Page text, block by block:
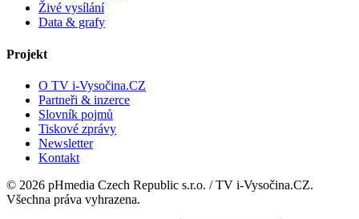
Živé vysílání
Data & grafy
Projekt
O TV i-Vysočina.CZ
Partneři & inzerce
Slovník pojmů
Tiskové zprávy
Newsletter
Kontakt
© 2026 pHmedia Czech Republic s.r.o. / TV i-Vysočina.CZ.
Všechna práva vyhrazena.